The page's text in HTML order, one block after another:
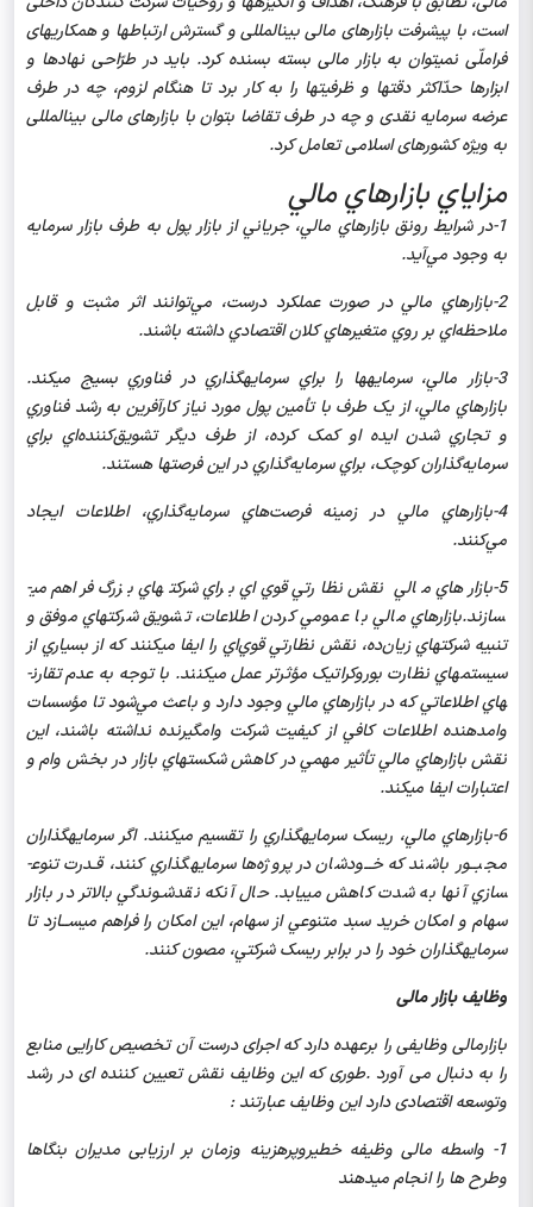
است، با پیشرفت بازارهای مالی بین‏المللی و گسترش ارتباط‏ها و همکاری‏های
فراملّی نمی‏توان به بازار مالی بسته بسنده کرد. باید در طرّاحی نهادها و
ابزارها حدّاکثر دقت‏ها و ظرفیت‏ها را به کار برد تا هنگام لزوم، چه در طرف
عرضه سرمایه نقدی و چه در طرف تقاضا بتوان با بازارهای مالی بین‏المللی
به ویژه کشورهای اسلامی تعامل کرد.
مزاياي بازارهاي مالي
1-در شرايط رونق بازارهاي مالي، جرياني از بازار پول به طرف بازار سرمايه
به وجود مي‌آيد.
2-بازارهاي مالي در صورت عملكرد درست، مي‌توانند اثر مثبت و قابل
ملاحظه‌اي بر روي متغيرهاي كلان اقتصادي داشته باشند.
3-بازار مالي، سرمايه­ها را براي سرمايه­گذاري در فناوري بسيج مي­کند.
بازارهاي مالي، از يک طرف با تأمين پول مورد نياز کارآفرين به رشد فناوري
و تجاري شدن ايده او کمک كرده، از طرف ديگر تشويق‌كننده‌اي براي
سرمايه‌گذاران کوچک، براي سرمايه‌گذاري در اين فرصت­ها هستند.
4-بازارهاي مالي در زمينه‌ فرصت‌هاي سرمايه‌گذاري، اطلاعات ايجاد
مي‌کنند.
5-بازارهاي مالي نقش نظارتي قوي‌اي براي شرکتهاي بزرگ فراهم مي­
سازند.بازارهاي مالي با عمومي کردن اطلاعات، تشويق شرکت­هاي موفق و
تنبيه شرکت­هاي زيان‌ده، نقش نظارتي قوي‌اي را ايفا مي­کنند که از بسياري از
سيستم­هاي نظارت بوروکراتيک مؤثرتر عمل مي­کنند. با توجه به عدم تقارن­
هاي اطلاعاتي که در بازارهاي مالي وجود دارد و باعث مي‌شود تا مؤسسات
وام­دهنده اطلاعات کافي از کيفيت شرکت وام­گيرنده نداشته باشند، اين
نقش بازارهاي مالي تأثير مهمي در کاهش شکست­هاي بازار در بخش وام و
اعتبارات ايفا مي­کند.
6-بازارهاي مالي، ريسک سرمايه­گذاري را تقسيم مي­کنند. اگر سرمايه­گذاران
مجبــور باشند که خــودشان در پروژه‌ها سرمايه­گذاري کنند، قـدرت تنوع­
سازي آنها به شدت کاهش مي­يابد. حال آنکه نقدشـوندگي بالاتر در بازار
سهام و امکان خريد سبد متنوعي از سهام، اين امکان را فراهم مي­ســازد تا
سرمايه­گذاران خود را در برابر ريسک شرکتي، مصون کنند.
وظایف بازار مالی
بازارمالی وظایفی را برعهده دارد که اجرای درست آن تخصیص کارایی منابع
را به دنبال می آورد .طوری که این وظایف نقش تعیین کننده ای در رشد
وتوسعه اقتصادی دارد این وظایف عبارتند :
1- واسطه مالی وظیفه خطیروپرهزینه وزمان بر ارزیابی مدیران بنگاها
وطرح ها را انجام میدهند